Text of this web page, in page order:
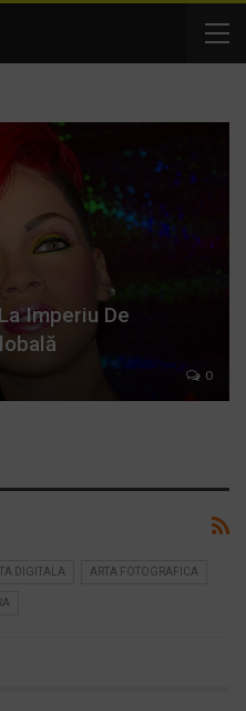
Imperiu De
0
DIGITALA ARTA FOTOGRAFICA